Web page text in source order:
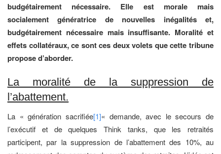
budgétairement nécessaire. Elle est morale mais
socialement génératrice de nouvelles inégalités et,
budgétairement nécessaire mais insuffisante. Moralité et
effets collatéraux, ce sont ces deux volets que cette tribune
propose d’aborder.
La moralité de la suppression de
l’abattement.
La « génération sacrifiée[1]« demande, avec le secours de
l’exécutif et de quelques Think tanks, que les retraités
participent, par la suppression de l’abattement des 10%, au